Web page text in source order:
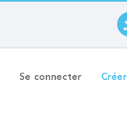
au
contenu
Onglets
Se connecter